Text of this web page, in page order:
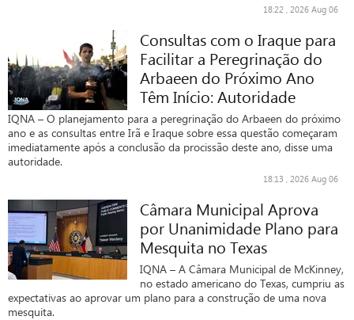
18:22 , 2026 Aug 06
Consultas com o Iraque para
Facilitar a Peregrinação do
Arbaeen do Próximo Ano
Têm Início: Autoridade
IQNA – O planejamento para a peregrinação do Arbaeen do próximo
ano e as consultas entre Irã e Iraque sobre essa questão começaram
imediatamente após a conclusão da procissão deste ano, disse uma
autoridade.
18:13 , 2026 Aug 06
Câmara Municipal Aprova
por Unanimidade Plano para
Mesquita no Texas
IQNA – A Câmara Municipal de McKinney,
no estado americano do Texas, cumpriu as
expectativas ao aprovar um plano para a construção de uma nova
mesquita.